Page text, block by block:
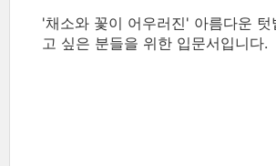
'채소와 꽃이 어우러진' 아름다운 텃
고 싶은 분들을 위한 입문서입니다.